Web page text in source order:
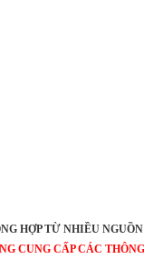
HỢP TỪ NHIỀU
CUNG CẤP CÁC